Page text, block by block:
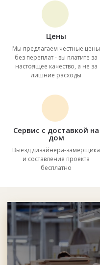
Цены
Мы предлагаем честные цены
без переплат - вы платите за
настоящее качество, а не за
лишние расходы
Сервис с доставкой на
дом
Выезд дизайнера-замерщика
и составление проекта
бесплатно